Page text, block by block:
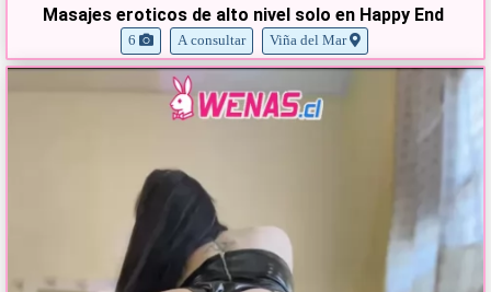
Masajes eroticos de alto nivel solo en Happy End
6 A consultar Viña del Mar